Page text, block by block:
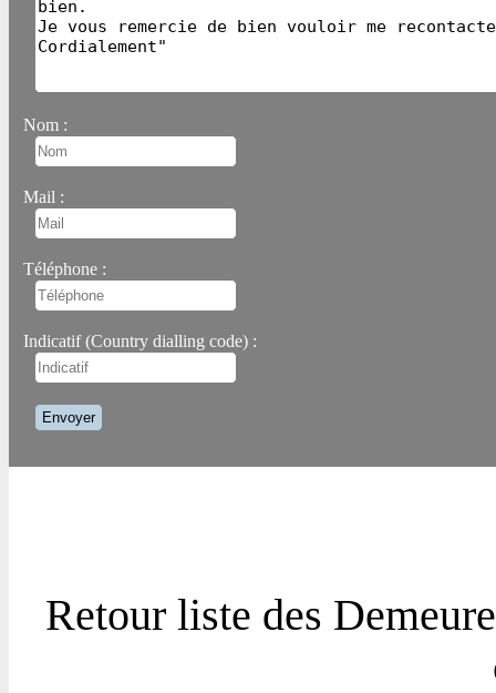
Nom :
Mail :
Téléphone :
Indicatif (Country dialling code) :
Retour liste des